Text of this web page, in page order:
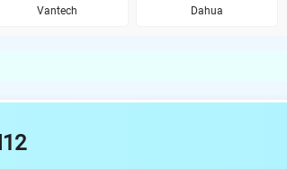
Vantech
Dahua